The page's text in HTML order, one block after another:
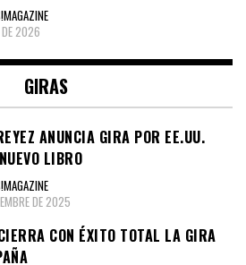
DE 2026
GIRAS
ANUNCIA GIRA POR EE.UU.
LIBRO
DE 2025
CON ÉXITO TOTAL LA GIRA